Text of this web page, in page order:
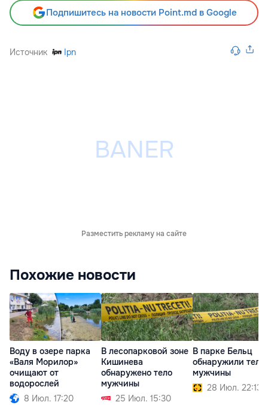
Подпишитесь на новости Point.md в Google
Источник Ipn
Разместить рекламу на сайте
Похожие новости
Воду в озере парка
«Валя Морилор»
очищают от
водорослей
8 Июл. 17:20
В лесопарковой зоне
Кишинева
обнаружено тело
мужчины
25 Июл. 15:30
В парке Бельц
обнаружили тело
мужчины
28 Июл. 22:13